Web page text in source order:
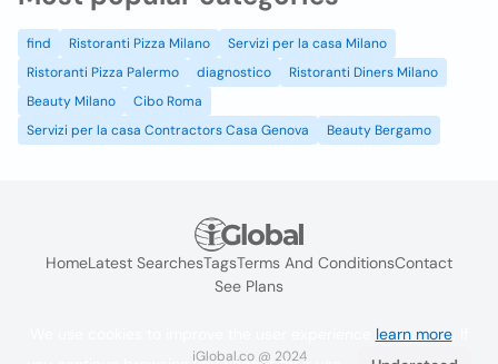
find Ristoranti Pizza Milano
Servizi per la casa Milano
Ristoranti Pizza Palermo
diagnostico
Ristoranti Diners Milano
Beauty Milano
Cibo Roma
Servizi per la casa Contractors Casa Genova
Beauty Bergamo
HomeLatest SearchesTagsTerms And ConditionsContact
See Plans
iGlobal.co @ 2024
learn more. If